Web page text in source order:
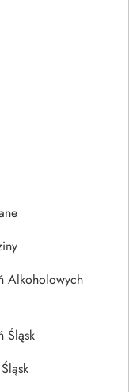
Alkoholowych
Śląsk